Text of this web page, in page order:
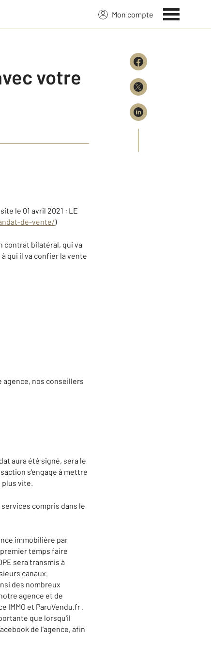
Mon compte
votre
le 01 avril 2021 : LE
de-vente/)
contrat bilatéral, qui va
qui il va confier la vente
nos conseillers
aura été signé, sera le
s'engage à mettre
vite.
compris dans le
immobilière par
temps faire
sera transmis à
canaux.
des nombreux
agence et de
IMMO et ParuVendu.fr .
que lorsqu'il
de l'agence, afin